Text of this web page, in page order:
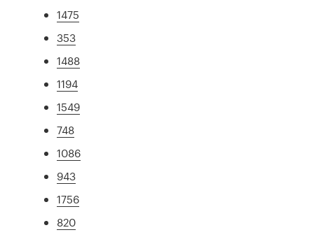
1475
353
1488
1194
1549
748
1086
943
1756
820